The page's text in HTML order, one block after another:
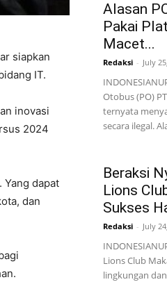
siapkan
IT.
inovasi
2024
dapat
dan
Alasan
Pakai
Macet...
Redaksi - July
Otobus (PO)
ternyata
secara ilegal.
Beraksi
Lions
Sukses
Redaksi - July
Lions Club
lingkungan